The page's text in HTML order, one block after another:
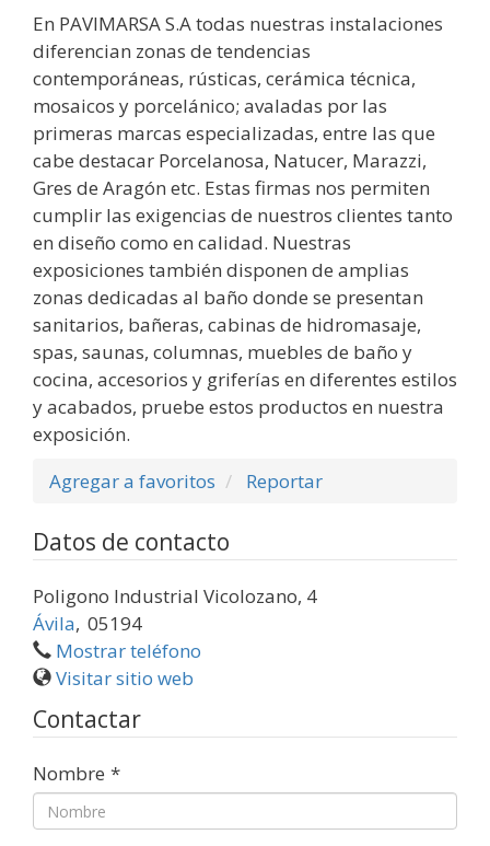
En PAVIMARSA S.A todas nuestras instalaciones
diferencian zonas de tendencias
contemporáneas, rústicas, cerámica técnica,
mosaicos y porcelánico; avaladas por las
primeras marcas especializadas, entre las que
cabe destacar Porcelanosa, Natucer, Marazzi,
Gres de Aragón etc. Estas firmas nos permiten
cumplir las exigencias de nuestros clientes tanto
en diseño como en calidad. Nuestras
exposiciones también disponen de amplias
zonas dedicadas al baño donde se presentan
sanitarios, bañeras, cabinas de hidromasaje,
spas, saunas, columnas, muebles de baño y
cocina, accesorios y griferías en diferentes estilos
y acabados, pruebe estos productos en nuestra
exposición.
Agregar a favoritos
Reportar
Datos de contacto
Poligono Industrial Vicolozano, 4
Ávila, 05194
Mostrar teléfono
Visitar sitio web
Contactar
Nombre *